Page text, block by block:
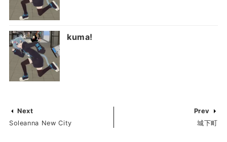
kumaǃ
Next
Soleanna New City
Prev
城下町